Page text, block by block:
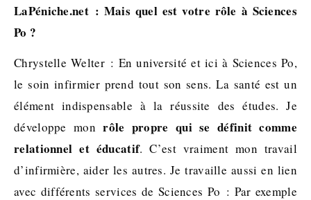
LaPéniche.net : Mais quel est votre rôle à Sciences
Po ?
Chrystelle Welter : En université et ici à Sciences Po,
le soin infirmier prend tout son sens. La santé est un
élément indispensable à la réussite des études. Je
développe monrôle propre qui se définit comme
relationnel et éducatif. C’est vraiment mon travail
d’infirmière, aider les autres. Je travaille aussi en lien
avec différents services de Sciences Po : Par exemple